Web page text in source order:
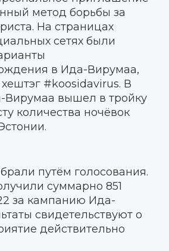
метод борьбы за
На страницах
сетях были
в Ида-Вирумаа,
#koosidavirus. В
Вирумаа вышел в тройку
количества ночёвок
путём голосования.
суммарно 851
за кампанию Ида-
свидетельствуют о
действительно